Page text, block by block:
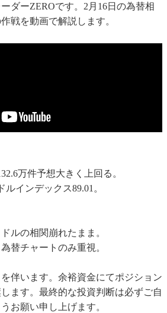
ダーZEROです。2月16日の為替相
戦を動画で解説します。
万件予想大きく上回る。
ルインデックス89.01。
ルの相関崩れたまま。
替チャートのみ重視。
伴います。余裕資金にてポジション
ます。最終的な投資判断は必ずご自
お願い申し上げます。